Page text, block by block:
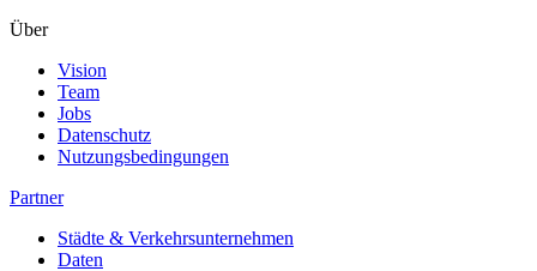
Über
Vision
Team
Jobs
Datenschutz
Nutzungsbedingungen
Partner
Städte & Verkehrsunternehmen
Daten